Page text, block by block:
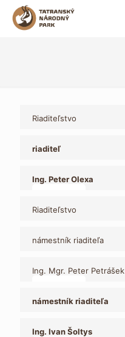
Riaditeľstvo
riaditeľ
Ing. Peter Olexa
peter.olexa@tanap.sk
Riaditeľstvo
námestník riaditeľa
Ing. Mgr. Peter Petrášek
peter.petrasek@tanap.sk
námestník riaditeľa
Ing. Ivan Šoltys